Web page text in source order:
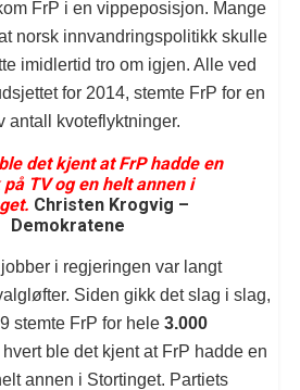
FrP i en vippeposisjon. Mange
norsk innvandringspolitikk skulle
imidlertid tro om igjen. Alle ved
for 2014, stemte FrP for en
antall kvoteflyktninger.
det kjent at FrP hadde en
TV og en helt annen i
Christen Krogvig –
Demokratene
i regjeringen var langt
Siden gikk det slag i slag,
stemte FrP for hele 3.000
ble det kjent at FrP hadde en
annen i Stortinget. Partiets